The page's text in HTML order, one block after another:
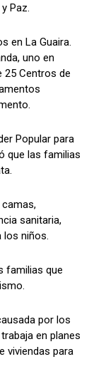
Paz.
en La Guaira.
uno en
25 Centros de
Popular para
que las familias
sanitaria,
los niños.
familias que
por los
en planes
viviendas para